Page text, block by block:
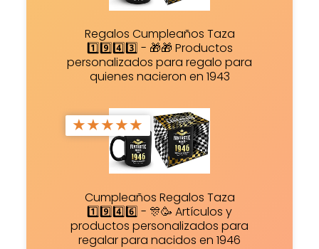
Regalos Cumpleaños Taza
1️⃣9️⃣4️⃣3️⃣ - 🎁🎁 Productos
personalizados para regalo para
quienes nacieron en 1943
★★★★★
Cumpleaños Regalos Taza
1️⃣9️⃣4️⃣6️⃣ - 🎊🥳 Artículos y
productos personalizados para
regalar para nacidos en 1946